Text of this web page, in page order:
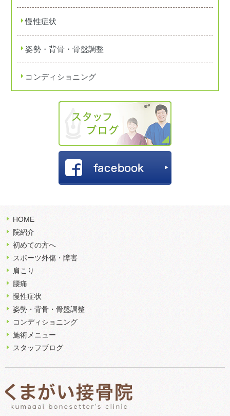
慢性症状
姿勢・背骨・骨盤調整
コンディショニング
HOME
院紹介
初めての方へ
スポーツ外傷・障害
肩こり
腰痛
慢性症状
姿勢・背骨・骨盤調整
コンディショニング
施術メニュー
スタッフブログ